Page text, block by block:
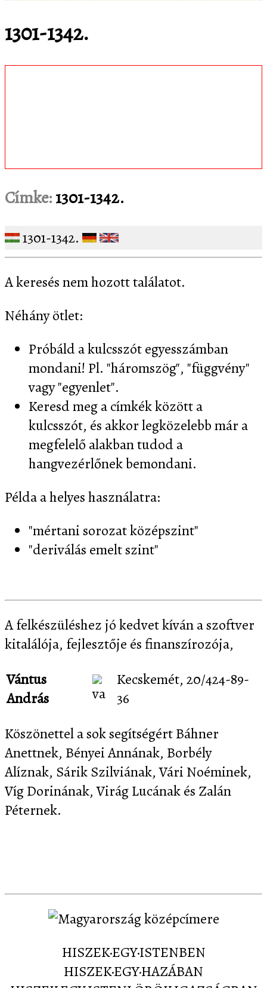
1301-1342.
Címke:1301-1342.
1301-1342.
A keresés nem hozott találatot.
Néhány ötlet:
Próbáld a kulcsszót egyesszámban
mondani! Pl. "háromszög", "függvény"
vagy "egyenlet".
Keresd meg a címkék között a
kulcsszót, és akkor legközelebb már a
megfelelő alakban tudod a
hangvezérlőnek bemondani.
Példa a helyes használatra:
"mértani sorozat középszint"
"deriválás emelt szint"
A felkészüléshez jó kedvet kíván a szoftver
kitalálója, fejlesztője és finanszírozója,
Vántus
András
Kecskemét, 20/424-89-
36
Köszönettel a sok segítségért Báhner
Anettnek, Bényei Annának, Borbély
Alíznak, Sárik Szilviának, Vári Noéminek,
Víg Dorinának, Virág Lucának és Zalán
Péternek.
HISZEK·EGY·ISTENBEN
HISZEK·EGY·HAZÁBAN